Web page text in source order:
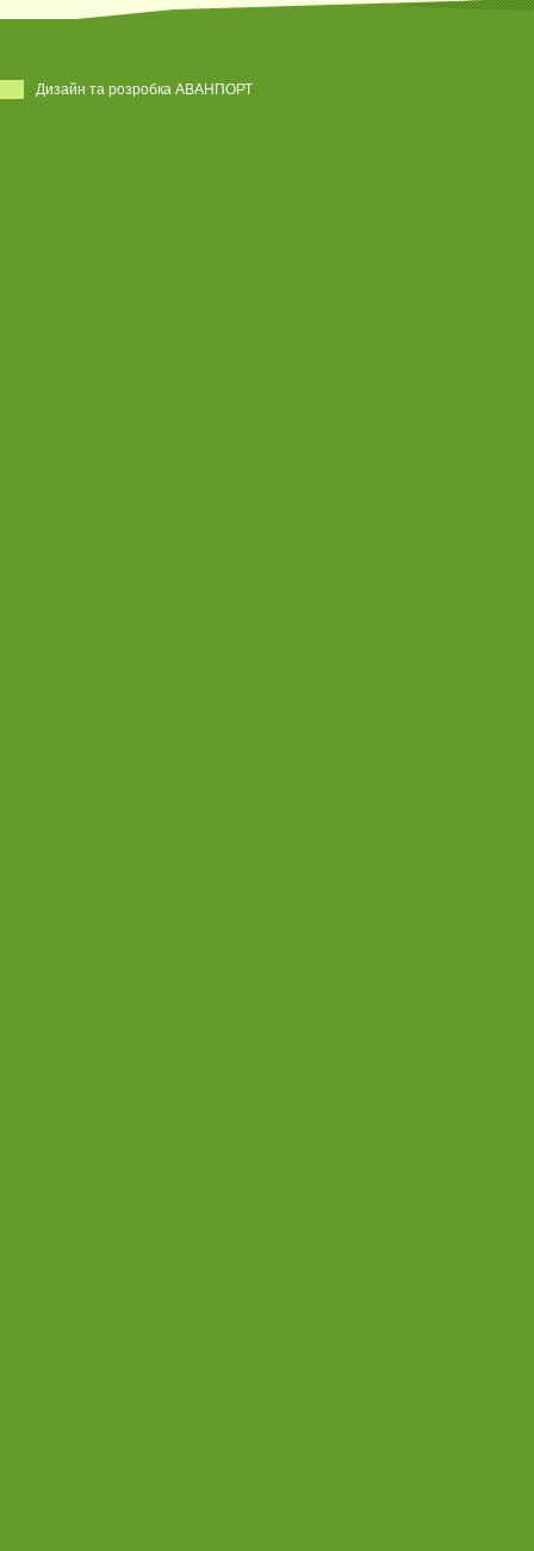
Дизайн та розробка АВАНПОРТ